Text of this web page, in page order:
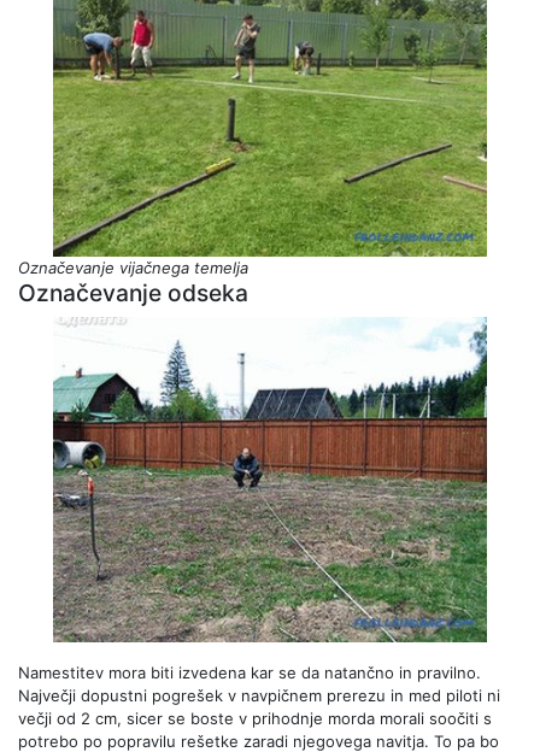
Označevanje vijačnega temelja
Označevanje odseka
Namestitev mora biti izvedena kar se da natančno in pravilno.
Največji dopustni pogrešek v navpičnem prerezu in med piloti ni
večji od 2 cm, sicer se boste v prihodnje morda morali soočiti s
potrebo po popravilu rešetke zaradi njegovega navitja. To pa bo